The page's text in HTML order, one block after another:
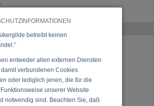
betreibt keinen
entweder allen externen Diensten
verbundenen Cookies
oder lediglich jenen, die für die
unserer Website
notwendig sind. Beachten Sie, daß
Zeiselmauer
112 300 10